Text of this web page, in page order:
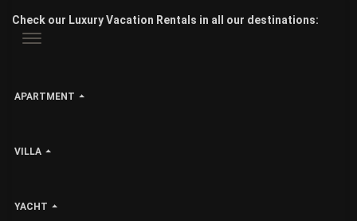
Check our Luxury Vacation Rentals in all our destinations:
APARTMENT
VILLA
YACHT